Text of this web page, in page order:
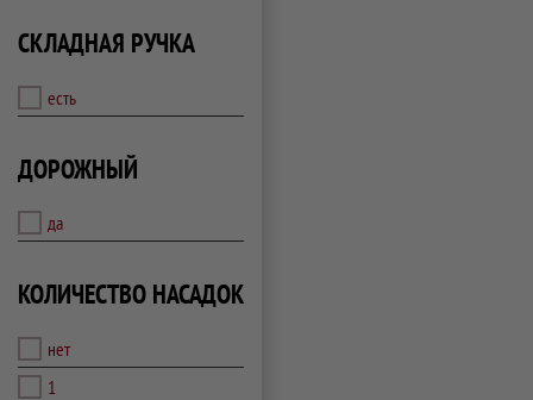
СКЛАДНАЯ РУЧКА
есть
ДОРОЖНЫЙ
да
КОЛИЧЕСТВО НАСАДОК
нет
1